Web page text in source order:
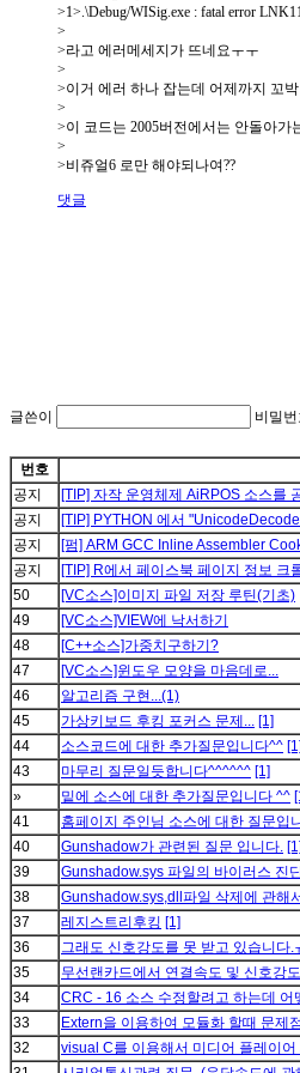
>1>.\Debug/WISig.exe : fatal error
>
>라고 에러메세지가 뜨네요ㅜㅜ
>
>이거 에러 하나 잡는데 어제까지 꼬
>
>이 코드는 2005버전에서는 안돌아가
>
>비쥬얼6 로만 해야되나여??
댓글
글쓴이 비밀번
번호
공지
[TIP] 자작 운영체제 AiRPOS 소스를
공지
[TIP] PYTHON 에서
공지
[펌] ARM GCC Inline Assembler
공지
[TIP] R에서 페이스북 페이지 정보 크
50
[VC소스]이미지 파일 저장 루틴(기초)
49
[VC소스]VIEW에 낙서하기
48
[C++소스]가중치구하기?
47
[VC소스]윈도우 모양을 마음데로...
46
알고리즘 구현...(1)
45
가상키보드 후킹 포커스 문제... [1]
44
소스코드에 대한 추가질문입니다^^ [1]
43
마무리 질문일듯합니다^^^^^^ [1]
»
밑에 소스에 대한 추가질문입니다 ^^
41
홈페이지 주인님 소스에 대한 질문입
40
Gunshadow가 관련된 질문 입니다. [1]
39
Gunshadow.sys 파일의 바이러스 진
38
Gunshadow.sys,dll파일 삭제에 관해
37
레지스트리후킹 [1]
36
그래도 신호강도를 못 받고 있습니다.
35
무선랜카드에서 연결속도 및 신호강
34
CRC - 16 소스 수정할려고 하는데
33
Extern을 이용하여 모듈화 할때 문제
32
visual C를 이용해서 미디어 플레이어